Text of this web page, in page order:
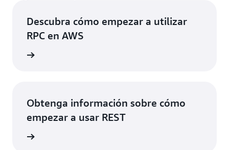
Descubra cómo empezar a utilizar
RPC en AWS
Obtenga información sobre cómo
empezar a usar REST